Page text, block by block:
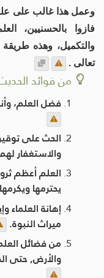
وعمل هذا غالب على
فازوا بالحسنيين،
والتكميل، وهذه طريقة
تعالى .
من فوائد
فضل العلم،
الحث على
والاستغفار
العلم أعظم
يحترمها
إهانة
ميراث النبوة.
من فضائل
والأرض, حتى